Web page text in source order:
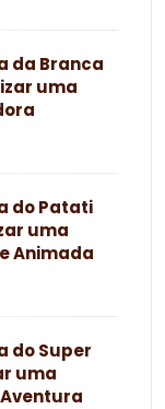
da Branca
uma
do Patati
uma
Animada
do Super
uma